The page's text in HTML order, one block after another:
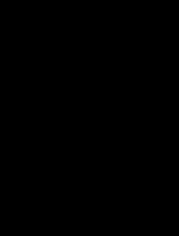
пришли в срок, качество на
предложили мне несколько
целом, осталась довольна и